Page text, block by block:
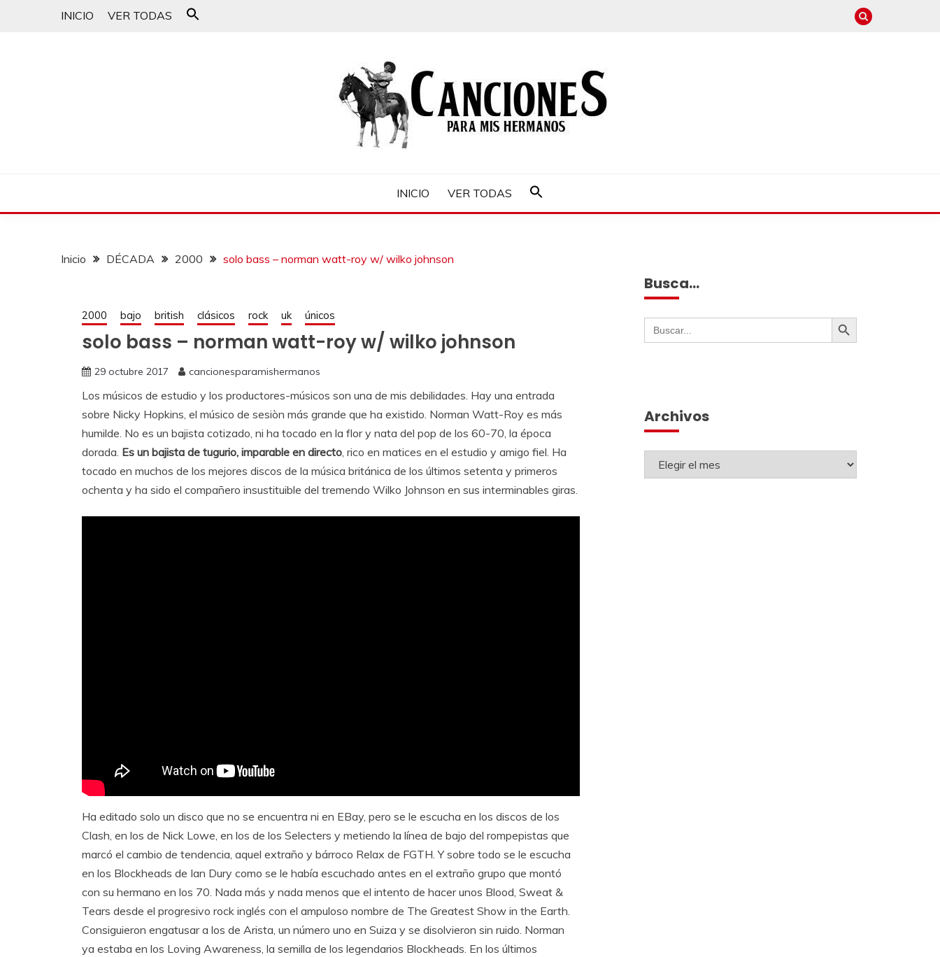
INICIO VER TODAS
INICIO VER TODAS
Botón de búsqueda
Inicio DÉCADA 2000 solo bass – norman watt-roy w/ wilko johnson
2000 bajo british clásicos rock uk únicos
solo bass – norman watt-roy w/ wilko johnson
29 octubre 2017 cancionesparamishermanos
Los músicos de estudio y los productores-músicos son una de mis debilidades. Hay una entrada
sobre Nicky Hopkins, el músico de sesiòn más grande que ha existido. Norman Watt-Roy es más
humilde. No es un bajista cotizado, ni ha tocado en la flor y nata del pop de los 60-70, la época
dorada. Es un bajista de tugurio, imparable en directo, rico en matices en el estudio y amigo fiel. Ha
tocado en muchos de los mejores discos de la música británica de los últimos setenta y primeros
ochenta y ha sido el compañero insustituible del tremendo Wilko Johnson en sus interminables giras.
Ha editado solo un disco que no se encuentra ni en EBay, pero se le escucha en los discos de los
Clash, en los de Nick Lowe, en los de los Selecters y metiendo la línea de bajo del rompepistas que
marcó el cambio de tendencia, aquel extraño y bárroco Relax de FGTH. Y sobre todo se le escucha
en los Blockheads de Ian Dury como se le había escuchado antes en el extraño grupo que montó
con su hermano en los 70. Nada más y nada menos que el intento de hacer unos Blood, Sweat &
Tears desde el progresivo rock inglés con el ampuloso nombre de The Greatest Show in the Earth.
Consiguieron engatusar a los de Arista, un número uno en Suiza y se disolvieron sin ruido. Norman
ya estaba en los Loving Awareness, la semilla de los legendarios Blockheads. En los últimos
Busca…
Buscar: Botón de búsqueda
Archivos